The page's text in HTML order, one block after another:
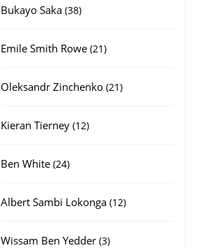
Bukayo Saka 3838
Emile Smith Rowe 2121
Oleksandr Zinchenko 2121
Kieran Tierney 1212
Ben White 2424
Albert Sambi Lokonga 1212
Wissam Ben Yedder 33